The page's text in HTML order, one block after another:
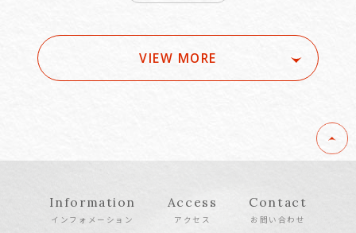
VIEW MORE
Information
インフォメーション
Access
アクセス
Contact
お問い合わせ